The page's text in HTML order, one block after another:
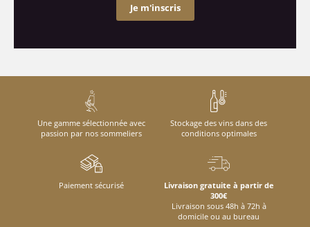
Je m'inscris
Une gamme sélectionnée avec
passion par nos sommeliers
Stockage des vins dans des
conditions optimales
Paiement sécurisé
Livraison gratuite à partir de
300€
Livraison sous 48h à 72h à
domicile ou au bureau